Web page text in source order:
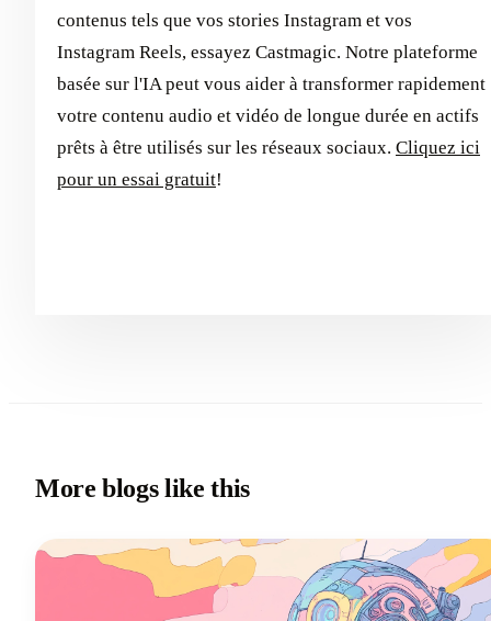
contenus tels que vos stories Instagram et vos
Instagram Reels, essayez Castmagic. Notre plateforme
basée sur l'IA peut vous aider à transformer rapidement
votre contenu audio et vidéo de longue durée en actifs
prêts à être utilisés sur les réseaux sociaux. Cliquez ici
pour un essai gratuit!
More blogs like this